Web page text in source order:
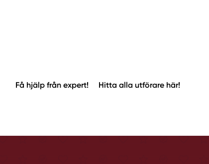
Få hjälp från expert! Hitta alla utförare här!